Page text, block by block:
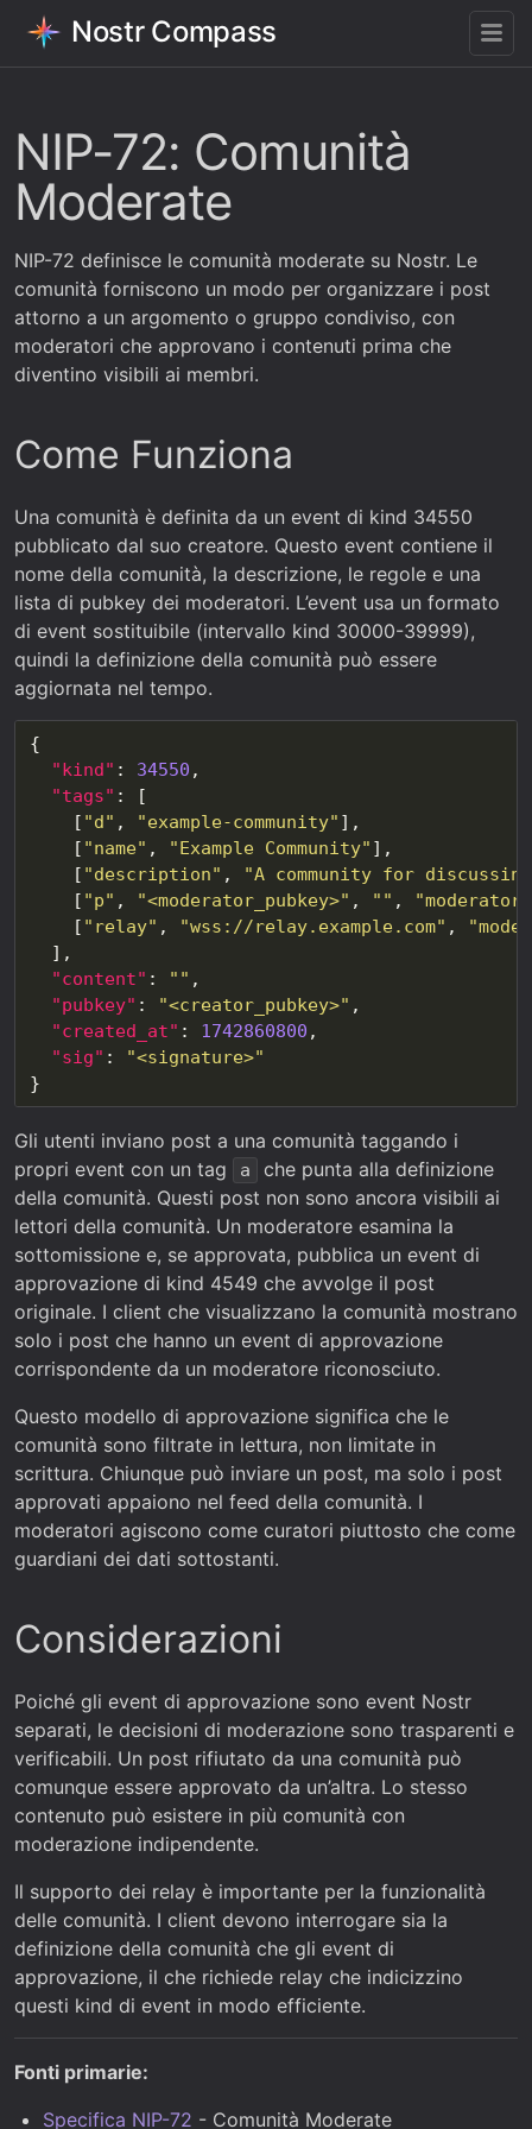
Nostr Compass
NIP-72: Comunità
Moderate
NIP-72 definisce le comunità moderate su Nostr. Le
comunità forniscono un modo per organizzare i post
attorno a un argomento o gruppo condiviso, con
moderatori che approvano i contenuti prima che
diventino visibili ai membri.
Come Funziona
Una comunità è definita da un event di kind 34550
pubblicato dal suo creatore. Questo event contiene il
nome della comunità, la descrizione, le regole e una
lista di pubkey dei moderatori. L’event usa un formato
di event sostituibile (intervallo kind 30000-39999),
quindi la definizione della comunità può essere
aggiornata nel tempo.
"kind" : 34550
"tags"
    [
"d" , "example-community"
    [
"name" , "Example Community"
    [
"description" ,
"A community for
    [
"p" , "<moderator_pubkey>" , "" ,
"moderator"
    [
"relay" , "wss://relay.example.com" ,
"content" : ""
"pubkey" : "<creator_pubkey>"
"created_at" : 1742860800
"sig" :
"<signature>"
Gli utenti inviano post a una comunità taggando i
propri event con un tag
a
che punta alla definizione
della comunità. Questi post non sono ancora visibili ai
lettori della comunità. Un moderatore esamina la
sottomissione e, se approvata, pubblica un event di
approvazione di kind 4549 che avvolge il post
originale. I client che visualizzano la comunità mostrano
solo i post che hanno un event di approvazione
corrispondente da un moderatore riconosciuto.
Questo modello di approvazione significa che le
comunità sono filtrate in lettura, non limitate in
scrittura. Chiunque può inviare un post, ma solo i post
approvati appaiono nel feed della comunità. I
moderatori agiscono come curatori piuttosto che come
guardiani dei dati sottostanti.
Considerazioni
Poiché gli event di approvazione sono event Nostr
separati, le decisioni di moderazione sono trasparenti e
verificabili. Un post rifiutato da una comunità può
comunque essere approvato da un’altra. Lo stesso
contenuto può esistere in più comunità con
moderazione indipendente.
Il supporto dei relay è importante per la funzionalità
delle comunità. I client devono interrogare sia la
definizione della comunità che gli event di
approvazione, il che richiede relay che indicizzino
questi kind di event in modo efficiente.
Fonti primarie:
Specifica NIP-72 - Comunità Moderate